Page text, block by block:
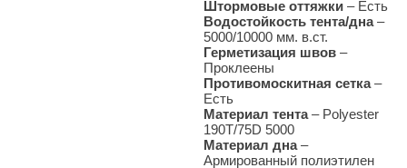
Штормовые оттяжки – Есть
Водостойкость тента/дна–
5000/10000 мм. в.ст.
Герметизация швов –
Проклеены
Противомоскитная сетка–
Есть
Материал тента– Polyester
190Т/75D 5000
Материал дна–
Армированный полиэтилен